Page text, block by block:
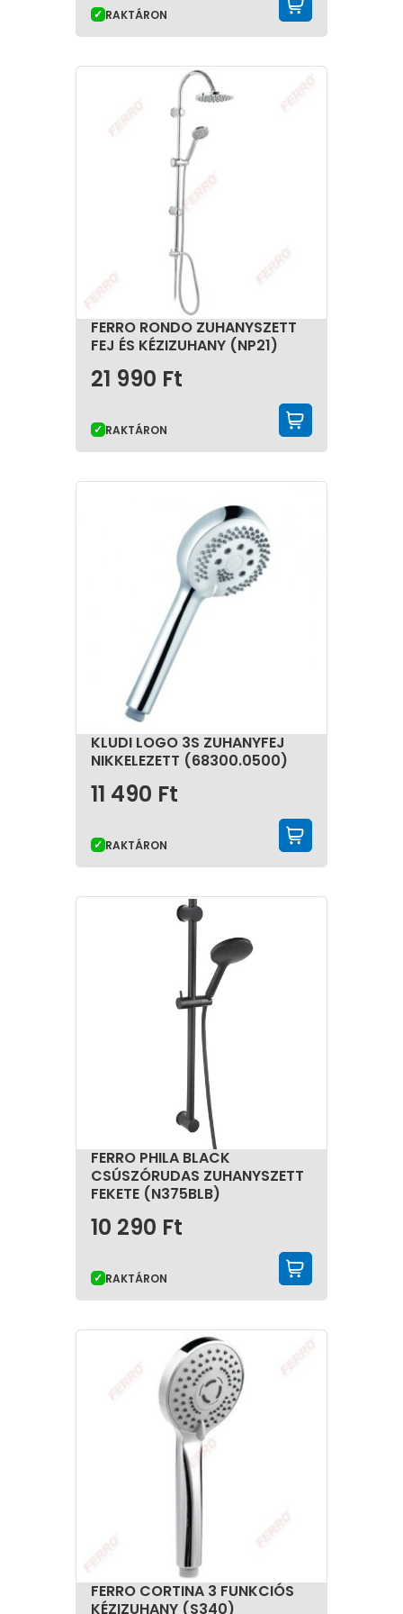
RAKTÁRON
FERRO RONDO ZUHANYSZETT
FEJ ÉS KÉZIZUHANY (NP21)
21 990 Ft
RAKTÁRON
KLUDI LOGO 3S ZUHANYFEJ
NIKKELEZETT (68300.0500)
11 490 Ft
RAKTÁRON
FERRO PHILA BLACK
CSÚSZÓRUDAS ZUHANYSZETT
FEKETE (N375BLB)
10 290 Ft
RAKTÁRON
FERRO CORTINA 3 FUNKCIÓS
KÉZIZUHANY (S340)